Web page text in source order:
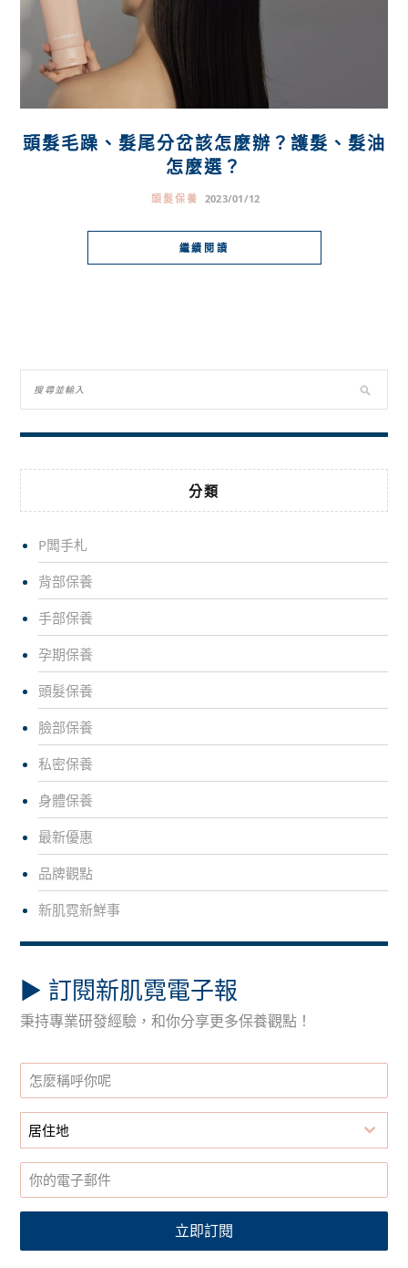
頭髮毛躁、髮尾分岔該怎麼辦？護髮、髮油
怎麼選？
頭髮保養 2023/01/12
繼續閱讀
分類
P闆手札
背部保養
手部保養
孕期保養
頭髮保養
臉部保養
私密保養
身體保養
最新優惠
品牌觀點
新肌霓新鮮事
▶︎ 訂閱新肌霓電子報
秉持專業研發經驗，和你分享更多保養觀點！
居住地
立即訂閱